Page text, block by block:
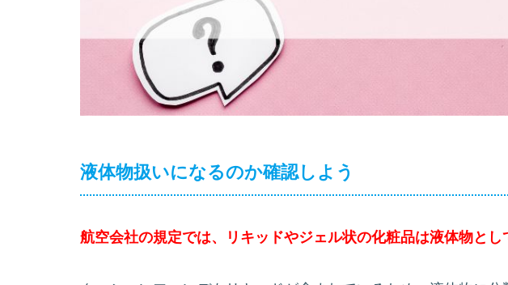
液体物扱いになるのか確認しよう
航空会社の規定では、リキッドやジェル状の化粧品は液体物とし